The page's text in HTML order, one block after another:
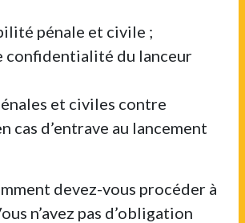
pénale et civile ;
confidentialité du lanceur
et civiles contre
cas d’entrave au lancement
devez-vous procéder à
n’avez pas d’obligation